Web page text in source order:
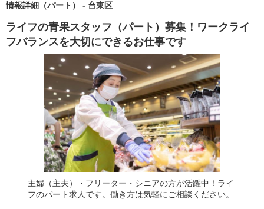
情報詳細（パート） - 台東区
ライフの青果スタッフ（パート）募集！ワークライ
フバランスを大切にできるお仕事です
主婦（主夫）・フリーター・シニアの方が活躍中！ライ
フのパート求人です。働き方は気軽にご相談ください。